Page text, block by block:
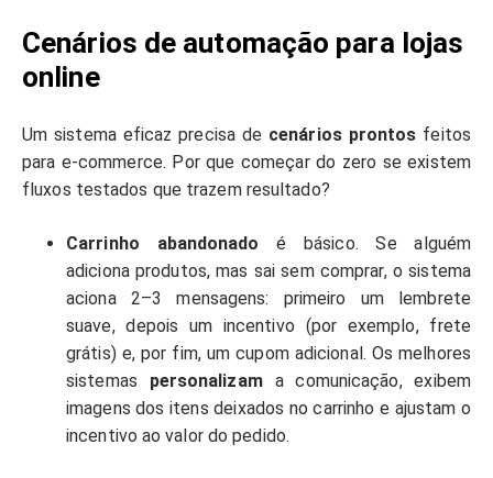
Cenários de automação para lojas
online
Um sistema eficaz precisa de cenários prontos feitos
para e-commerce. Por que começar do zero se existem
fluxos testados que trazem resultado?
Carrinho abandonado é básico. Se alguém
adiciona produtos, mas sai sem comprar, o sistema
aciona 2–3 mensagens: primeiro um lembrete
suave, depois um incentivo (por exemplo, frete
grátis) e, por fim, um cupom adicional. Os melhores
sistemas personalizama comunicação, exibem
imagens dos itens deixados no carrinho e ajustam o
incentivo ao valor do pedido.